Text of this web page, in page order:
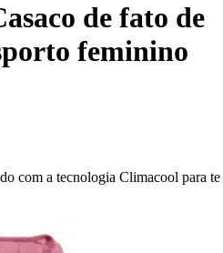
de fato de
feminino
com a tecnologia Climacool para te